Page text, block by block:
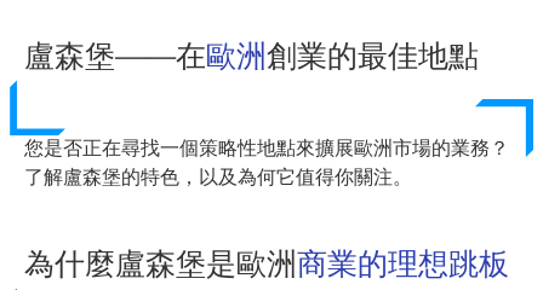
盧森堡——在歐洲創業的最佳地點
您是否正在尋找一個策略性地點來擴展歐洲市場的業務？
了解盧森堡的特色，以及為何它值得你關注。
為什麼盧森堡是歐洲商業的理想跳板